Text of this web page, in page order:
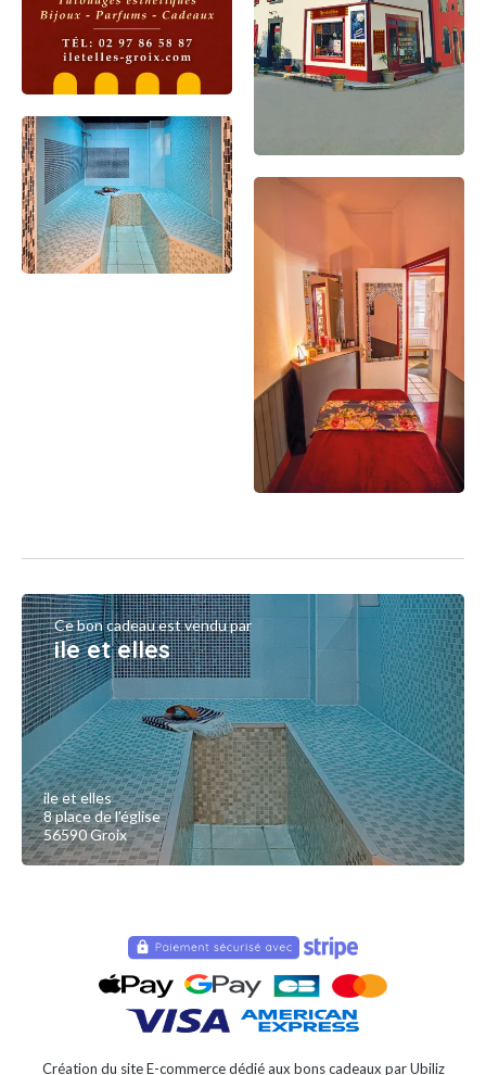
Ce bon cadeau est vendu par
ile et elles
ile et elles
8 place de l'église
56590 Groix
Création du site E-commerce dédié aux bons cadeaux par Ubiliz